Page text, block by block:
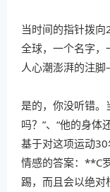
当时间的指针拨
全球，一个名字，
人心潮澎湃的注
是的，你没听错。
吗？”、“他的身体
基于对这项运动
情感的答案：**C
踢，而且会以绝